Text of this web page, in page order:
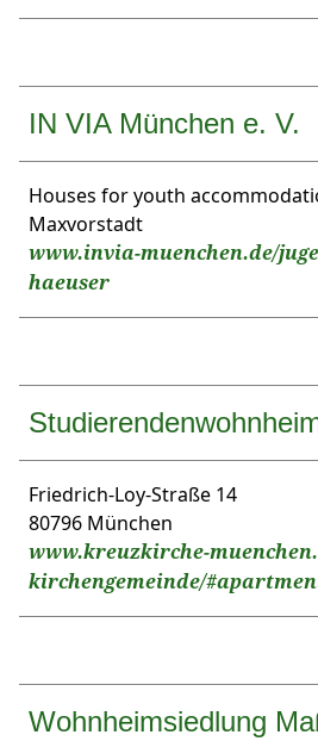
IN VIA München e. V.
Houses for youth
Maxvorstadt
www.invia-muenchen.de/
haeuser
Friedrich-Loy-Straße 14
80796 München
www.kreuzkirche-
kirchengemeinde/
Wohnheimsiedlung